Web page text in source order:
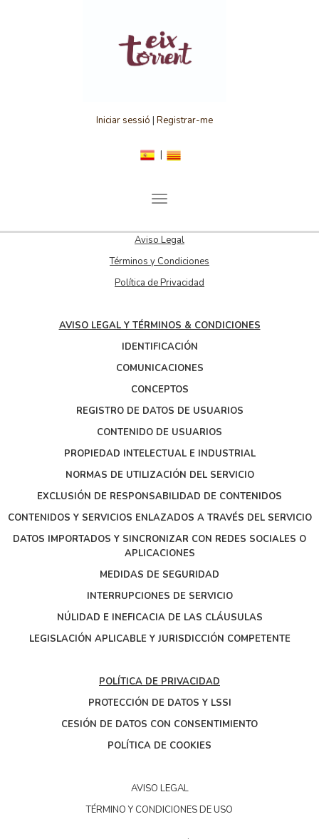
Iniciar sessió | Registrar-me
T
g
g
l
n
i
g
t
i
n
Aviso Legal
Términos y Condiciones
Política de Privacidad
AVISO LEGAL Y TÉRMINOS & CONDICIONES
IDENTIFICACIÓN
COMUNICACIONES
CONCEPTOS
REGISTRO DE DATOS DE USUARIOS
CONTENIDO DE USUARIOS
PROPIEDAD INTELECTUAL E INDUSTRIAL
NORMAS DE UTILIZACIÓN DEL SERVICIO
EXCLUSIÓN DE RESPONSABILIDAD DE CONTENIDOS
CONTENIDOS Y SERVICIOS ENLAZADOS A TRAVÉS DEL SERVICIO
DATOS IMPORTADOS Y SINCRONIZAR CON REDES SOCIALES O
APLICACIONES
MEDIDAS DE SEGURIDAD
INTERRUPCIONES DE SERVICIO
NÚLIDAD E INEFICACIA DE LAS CLÁUSULAS
LEGISLACIÓN APLICABLE Y JURISDICCIÓN COMPETENTE
POLÍTICA DE PRIVACIDAD
PROTECCIÓN DE DATOS Y LSSI
CESIÓN DE DATOS CON CONSENTIMIENTO
POLÍTICA DE COOKIES
AVISO LEGAL
TÉRMINO Y CONDICIONES DE USO